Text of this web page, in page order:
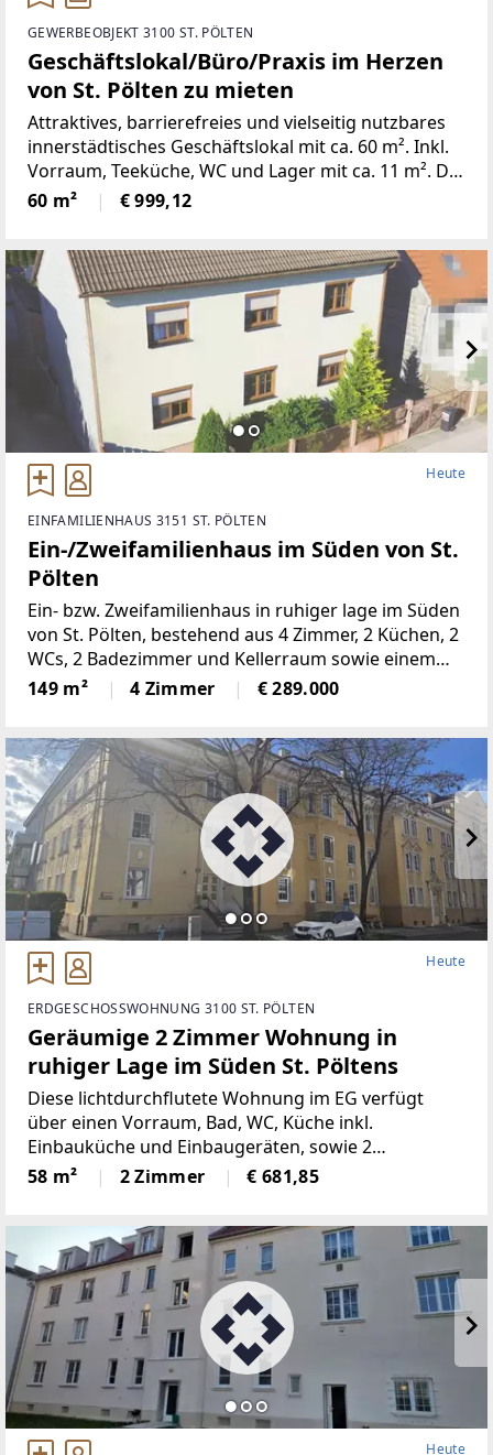
GEWERBEOBJEKT 3100 ST. PÖLTEN
Geschäftslokal/Büro/Praxis im Herzen
von St. Pölten zu mieten
Attraktives, barrierefreies und vielseitig nutzbares
innerstädtisches Geschäftslokal mit ca. 60 m². Inkl.
Vorraum, Teeküche, WC und Lager mit ca. 11 m². Die
durchgängige Auslagenfront sorgt für eine ideale
Belichtung und Sichtbarkeit. Am Rande der
Fußgängerzone
60 m² € 999,12
Heute
EINFAMILIENHAUS 3151 ST. PÖLTEN
Ein-/Zweifamilienhaus im Süden von St.
Pölten
Ein- bzw. Zweifamilienhaus in ruhiger lage im Süden
von St. Pölten, bestehend aus 4 Zimmer, 2 Küchen, 2
WCs, 2 Badezimmer und Kellerraum sowie einem
geräumigen Schuppen und einer Garage. Ideal
angebunden an den öffentlichen Verkehr (Bus,
Bahn) und das
149 m² 4 Zimmer € 289.000
Heute
ERDGESCHOSSWOHNUNG 3100 ST. PÖLTEN
Geräumige 2 Zimmer Wohnung in
ruhiger Lage im Süden St. Pöltens
Diese lichtdurchflutete Wohnung im EG verfügt
über einen Vorraum, Bad, WC, Küche inkl.
Einbauküche und Einbaugeräten, sowie 2
zusätzliche Zimmer. Die Räume sind neu renoviert
und bieten eine angenehme Atmosphäre.Der Süden
der Stadt bietet viele
58 m² 2 Zimmer € 681,85
Heute